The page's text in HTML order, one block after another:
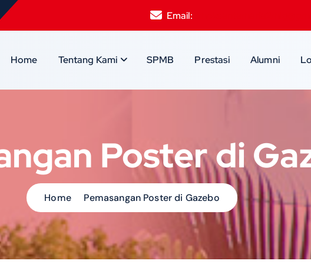
Email:
Home Tentang Kami SPMB Prestasi Alumni
Poster di
Home Pemasangan Poster di Gazebo